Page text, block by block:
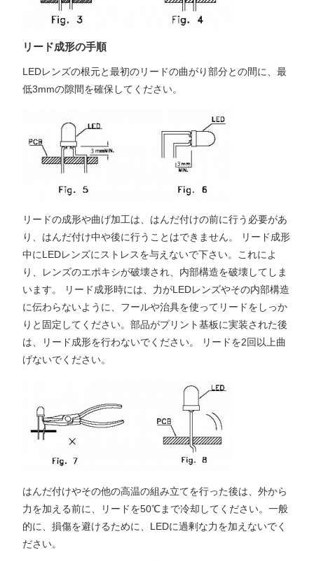
リード成形の手順
LEDレンズの根元と最初のリードの曲がり部分との間に、最
低3mmの隙間を確保してください。
リードの成形や曲げ加工は、はんだ付けの前に行う必要があ
り、はんだ付け中や後に行うことはできません。 リード成形
中にLEDレンズにストレスを与えないで下さい。これによ
り、レンズのエポキシが破壊され、内部構造を破壊してしま
います。 リード成形時には、力がLEDレンズやその内部構造
に伝わらないように、フールや治具を使ってリードをしっか
りと固定してください。部品がプリント基板に実装された後
は、リード成形を行わないでください。 リードを2回以上曲
げないでください。
はんだ付けやその他の高温の組み立てを行った後は、外から
力を加える前に、リードを50℃まで冷却してください。一般
的に、損傷を避けるために、LEDに過剰な力を加えないでく
ださい。